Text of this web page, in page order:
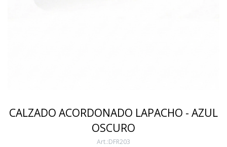
CALZADO ACORDONADO LAPACHO - AZUL
OSCURO
DFR203